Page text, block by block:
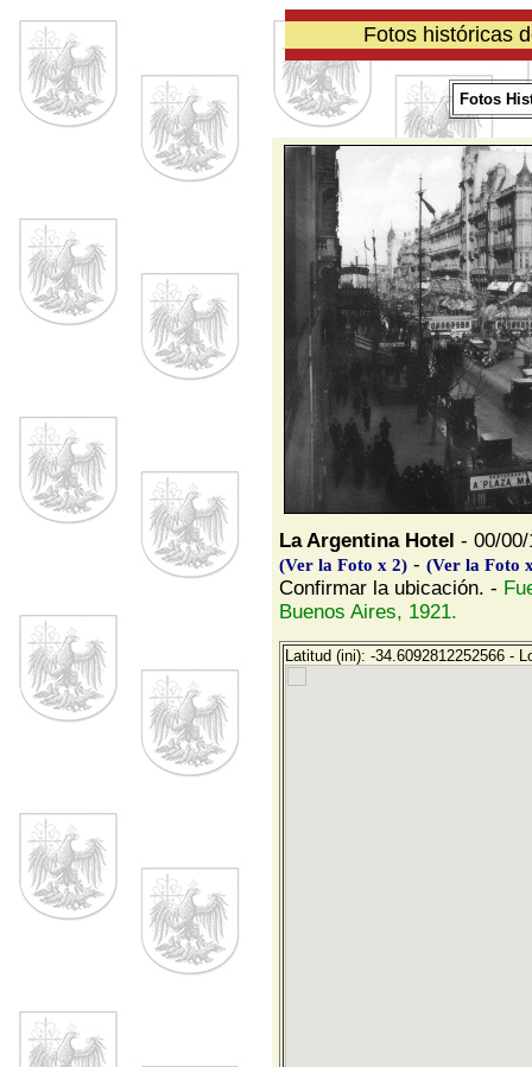
Fotos históricas
Fotos
La Argentina Hotel - 00/
(Ver la Foto x 2) - (Ver la Foto
Confirmar la ubicación. -
Buenos Aires, 1921.
Latitud (ini): -34.6092812252566 -